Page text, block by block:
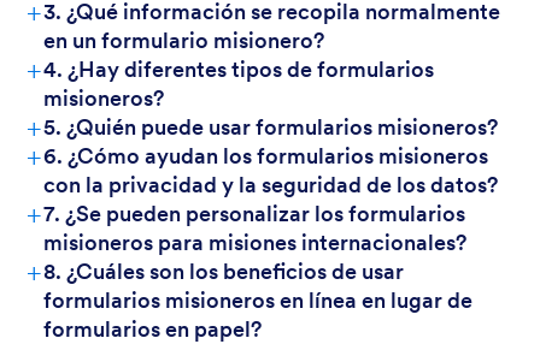
+3. ¿Qué información se recopila normalmente
en un formulario misionero?
+4. ¿Hay diferentes tipos de formularios
misioneros?
+5. ¿Quién puede usar formularios misioneros?
+6. ¿Cómo ayudan los formularios misioneros
con la privacidad y la seguridad de los datos?
+7. ¿Se pueden personalizar los formularios
misioneros para misiones internacionales?
+8. ¿Cuáles son los beneficios de usar
formularios misioneros en línea en lugar de
formularios en papel?